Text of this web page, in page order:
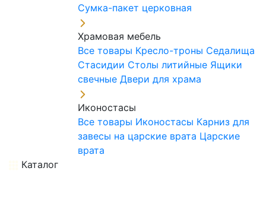
Сумка-пакет церковная
Храмовая мебель
Все товары Кресло-троны Седалища
Стасидии Столы литийные Ящики
свечные Двери для храма
Иконостасы
Все товары Иконостасы Карниз для
завесы на царские врата Царские
врата
Каталог